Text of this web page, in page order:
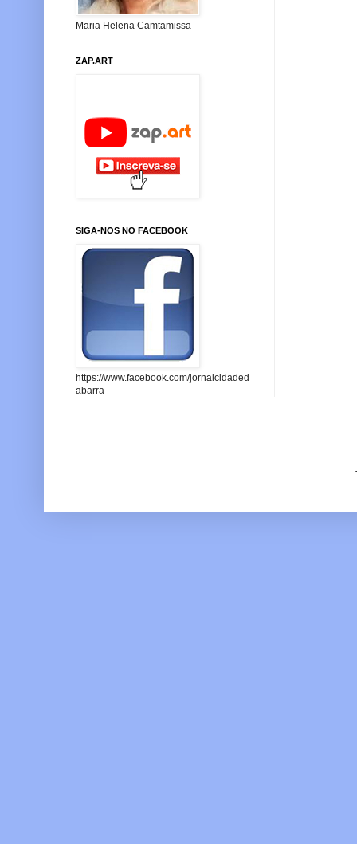
Maria Helena Camtamissa
ZAP.ART
SIGA-NOS NO FACEBOOK
https://www.facebook.com/jornalcidaded
abarra